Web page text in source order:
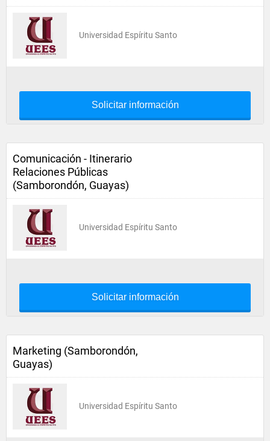
Universidad Espíritu Santo
Solicitar información
Comunicación - Itinerario
Relaciones Públicas
(Samborondón, Guayas)
Universidad Espíritu Santo
Solicitar información
Marketing (Samborondón,
Guayas)
Universidad Espíritu Santo